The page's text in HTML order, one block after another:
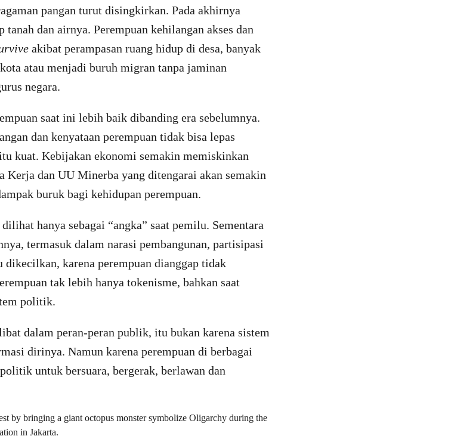
pangan turut disingkirkan. Pada akhirnya
dan airnya. Perempuan kehilangan akses dan
akibat perampasan ruang hidup di desa, banyak
atau menjadi buruh migran tanpa jaminan
negara.
saat ini lebih baik dibanding era sebelumnya.
dan kenyataan perempuan tidak bisa lepas
kuat. Kebijakan ekonomi semakin memiskinkan
Kerja dan UU Minerba yang ditengarai akan semakin
buruk bagi kehidupan perempuan.
hanya sebagai “angka” saat pemilu. Sementara
termasuk dalam narasi pembangunan, partisipasi
karena perempuan dianggap tidak
tak lebih hanya tokenisme, bahkan saat
politik.
dalam peran-peran publik, itu bukan karena sistem
dirinya. Namun karena perempuan di berbagai
untuk bersuara, bergerak, berlawan dan